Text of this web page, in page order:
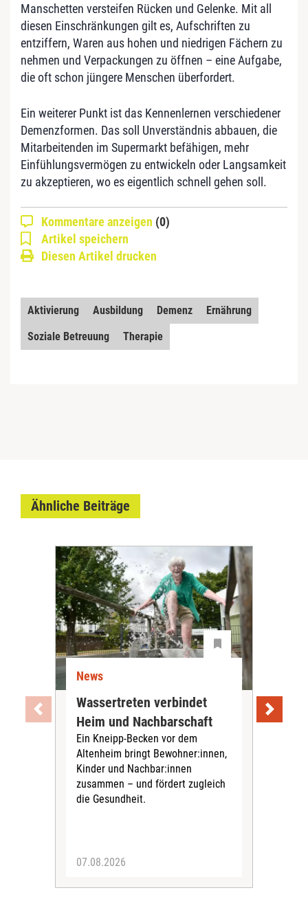
Manschetten versteifen Rücken und Gelenke. Mit all
diesen Einschränkungen gilt es, Aufschriften zu
entziffern, Waren aus hohen und niedrigen Fächern zu
nehmen und Verpackungen zu öffnen – eine Aufgabe,
die oft schon jüngere Menschen überfordert.
Ein weiterer Punkt ist das Kennenlernen verschiedener
Demenzformen. Das soll Unverständnis abbauen, die
Mitarbeitenden im Supermarkt befähigen, mehr
Einfühlungsvermögen zu entwickeln oder Langsamkeit
zu akzeptieren, wo es eigentlich schnell gehen soll.
Kommentare anzeigen (0)
Artikel speichern
Diesen Artikel drucken
Aktivierung Ausbildung Demenz
Ernährung
Soziale Betreuung
Therapie
Ähnliche Beiträge
News
Wassertreten verbindet
Heim und Nachbarschaft
Ein Kneipp-Becken vor dem
Altenheim bringt Bewohner:innen,
Kinder und Nachbar:innen
zusammen – und fördert zugleich
die Gesundheit.
07.08.2026